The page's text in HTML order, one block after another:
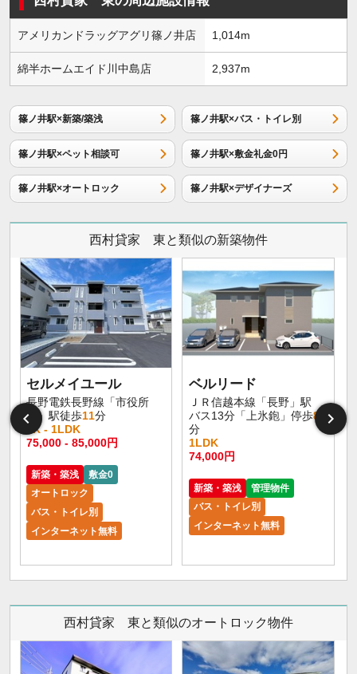
アメリカンドラッグアグリ篠ノ井店 1,014m
綿半ホームエイド川中島店 2,937m
篠ノ井駅×新築/築浅 篠ノ井駅×バス・トイレ別
篠ノ井駅×ペット相談可 篠ノ井駅×敷金礼金0円
篠ノ井駅×オートロック 篠ノ井駅×デザイナーズ
西村貸家 東と類似の新築物件
セルメイユール
長野電鉄長野線「市役所
前」駅徒歩11分
1K - 1LDK
75,000 - 85,000円
新築・築浅
敷金0
オートロック
バス・トイレ別
インターネット無料
ベルリード
ＪＲ信越本線「長野」駅
バス13分「上氷鉋」停歩8
分
1LDK
74,000円
新築・築浅
管理物件
バス・トイレ別
インターネット無料
西村貸家 東と類似のオートロック物件